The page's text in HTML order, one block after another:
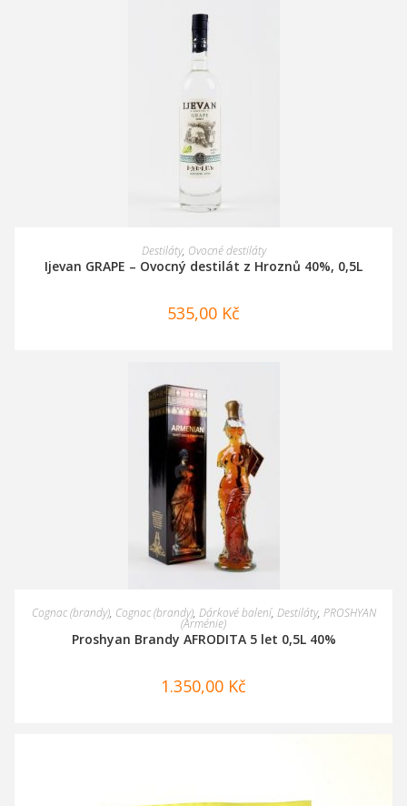
PŘIDAT DO KOŠÍKU
Destiláty, Ovocné destiláty
Ijevan GRAPE – Ovocný destilát z Hroznů 40%, 0,5L
535,00 Kč
PŘIDAT DO KOŠÍKU
Cognac (brandy), Cognac (brandy), Dárkové balení, Destiláty, PROSHYAN
(Arménie)
Proshyan Brandy AFRODITA 5 let 0,5L 40%
1.350,00 Kč